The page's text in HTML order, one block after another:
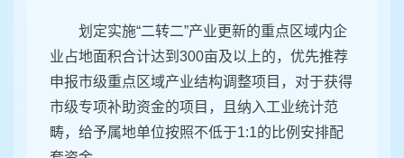
划定实施“二转二”产业更新的重点区域内企
业占地面积合计达到300亩及以上的，优先推荐
申报市级重点区域产业结构调整项目，对于获得
市级专项补助资金的项目，且纳入工业统计范
畴，给予属地单位按照不低于1:1的比例安排配